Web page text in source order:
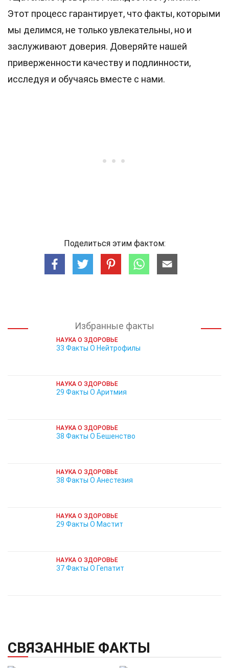
Этот процесс гарантирует, что факты, которыми
мы делимся, не только увлекательны, но и
заслуживают доверия. Доверяйте нашей
приверженности качеству и подлинности,
исследуя и обучаясь вместе с нами.
Поделиться этим фактом:
Избранные факты
НАУКА О ЗДОРОВЬЕ
33 Факты О Нейтрофилы
НАУКА О ЗДОРОВЬЕ
29 Факты О Аритмия
НАУКА О ЗДОРОВЬЕ
38 Факты О Бешенство
НАУКА О ЗДОРОВЬЕ
38 Факты О Анестезия
НАУКА О ЗДОРОВЬЕ
29 Факты О Мастит
НАУКА О ЗДОРОВЬЕ
37 Факты О Гепатит
СВЯЗАННЫЕ ФАКТЫ